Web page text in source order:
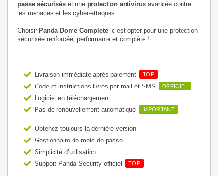
passe sécurisés et une protection antivirus avancée contre
les menaces et les cyber-attaques.
Choisir Panda Dome Complete, c’est opter pour une protection
sécurisée renforcée, performante et complète !
Livraison immédiate après paiement TOP
Code et instructions livrés par mail et SMS OFFICIEL
Logiciel en téléchargement
Pas de renouvellement automatique
IMPORTANT
Obtenez toujours la dernière version
Gestionnaire de mots de passe
Simplicité d’utilisation
Support Panda Security officiel
TOP